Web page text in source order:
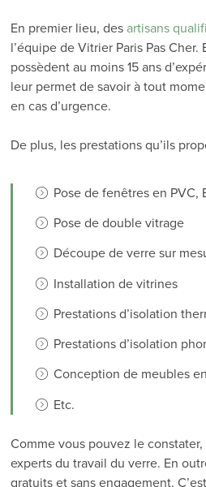
En premier lieu, desartisans
l’équipe de Vitrier Paris Pas
possèdent au moins 15 ans
leur permet de savoir à tout
en cas d’urgence.
De plus, les prestations qu’ils
Pose de fenêtres en PVC,
Pose de double vitrage
Découpe de verre sur
Installation de vitrines
Prestations d’isolation
Prestations d’isolation
Conception de meubles
Etc.
Comme vous pouvez le
experts du travail du verre. En
gratuits et sans engagement.